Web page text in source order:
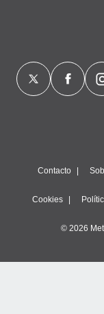
Contacto
Cookies
© 2026